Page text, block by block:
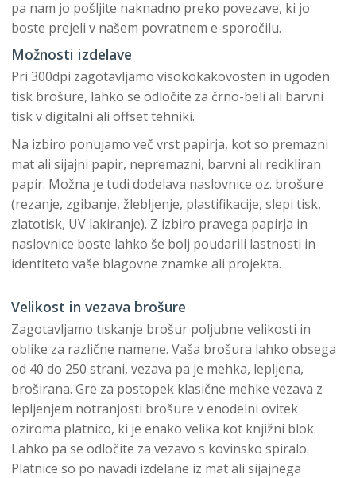
pa nam jo pošljite naknadno preko povezave, ki jo
boste prejeli v našem povratnem e-sporočilu.
Možnosti izdelave
Pri 300dpi zagotavljamo visokokakovosten in ugoden
tisk brošure, lahko se odločite za črno-beli ali barvni
tisk v digitalni ali offset tehniki.
Na izbiro ponujamo več vrst papirja, kot so premazni
mat ali sijajni papir, nepremazni, barvni ali recikliran
papir. Možna je tudi dodelava naslovnice oz. brošure
(rezanje, zgibanje, žlebljenje, plastifikacije, slepi tisk,
zlatotisk, UV lakiranje). Z izbiro pravega papirja in
naslovnice boste lahko še bolj poudarili lastnosti in
identiteto vaše blagovne znamke ali projekta.
Velikost in vezava brošure
Zagotavljamo tiskanje brošur poljubne velikosti in
oblike za različne namene. Vaša brošura lahko obsega
od 40 do 250 strani, vezava pa je mehka, lepljena,
broširana. Gre za postopek klasične mehke vezava z
lepljenjem notranjosti brošure v enodelni ovitek
oziroma platnico, ki je enako velika kot knjižni blok.
Lahko pa se odločite za vezavo s kovinsko spiralo.
Platnice so po navadi izdelane iz mat ali sijajnega